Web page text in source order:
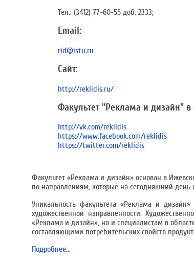
Тел.: (3412) 77-60-55 доб. 2333;
Email:
rid@istu.ru
Сайт:
http://reklidis.ru/
Факультет "Реклама и дизайн" в
http://vk.com/reklidis
https://www.facebook.com/reklidis
https://twitter.com/reklidis
Факультет «Реклама и дизайн» основан в
по направлениям, которые на сегодняшний
Уникальность факультета «Реклама и
художественной направленности.
«Реклама и дизайн», но и специалистам в
составляющими потребительских свойств
Подробнее...